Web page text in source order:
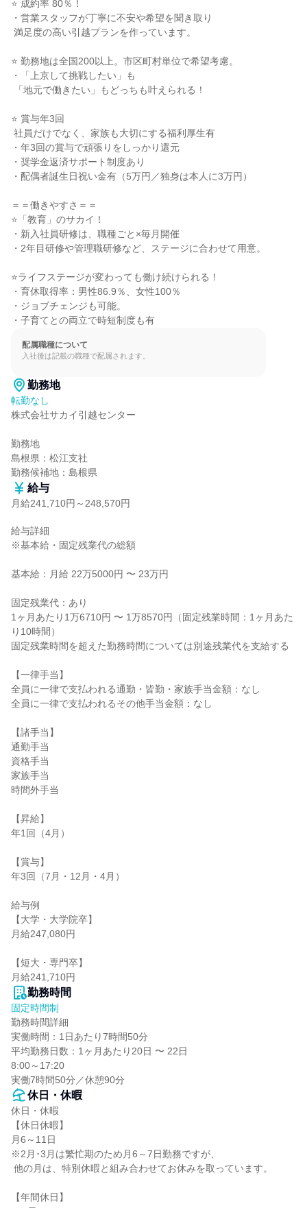
⭐ 成約率 80％！
・営業スタッフが丁寧に不安や希望を聞き取り
⭐ 勤務地は全国200以上。市区町村単位で希望考慮。
・「上京して挑戦したい」も
⭐ 賞与年3回
・年3回の賞与で頑張りをしっかり還元
・奨学金返済サポート制度あり
・配偶者誕生日祝い金有（5万円／独身は本人に3万円）
＝＝働きやすさ＝＝
⭐「教育」のサカイ！
・新入社員研修は、職種ごと×毎月開催
・2年目研修や管理職研修など、ステージに合わせて用意。
⭐ライフステージが変わっても働け続けられる！
・育休取得率：男性86.9％、女性100％
・ジョブチェンジも可能。
・子育てとの両立で時短制度も有
配属職種について
入社後は記載の職種で配属されます。
勤務地
転勤なし
株式会社サカイ引越センター
勤務地
島根県：松江支社
勤務候補地：島根県
給与
月給241,710円～248,570円
給与詳細
※基本給・固定残業代の総額
基本給：月給 22万5000円 〜 23万円
固定残業代：あり
1ヶ月あたり1万6710円 〜 1万8570円（固定残業時間：1ヶ月あた
り10時間）
固定残業時間を超えた勤務時間については別途残業代を支給する
【一律手当】
全員に一律で支払われる通勤・皆勤・家族手当金額：なし
全員に一律で支払われるその他手当金額：なし
【諸手当】
通勤手当
資格手当
家族手当
時間外手当
【昇給】
年1回（4月）
【賞与】
年3回（7月・12月・4月）
給与例
【大学・大学院卒】
月給247,080円
【短大・専門卒】
月給241,710円
勤務時間
固定時間制
勤務時間詳細
実働時間：1日あたり7時間50分
平均勤務日数：1ヶ月あたり20日 〜 22日
8:00～17:20
実働7時間50分／休憩90分
休日・休暇
休日・休暇
【休日休暇】
月6～11日
※2月･3月は繁忙期のため月6～7日勤務ですが、
【年間休日】